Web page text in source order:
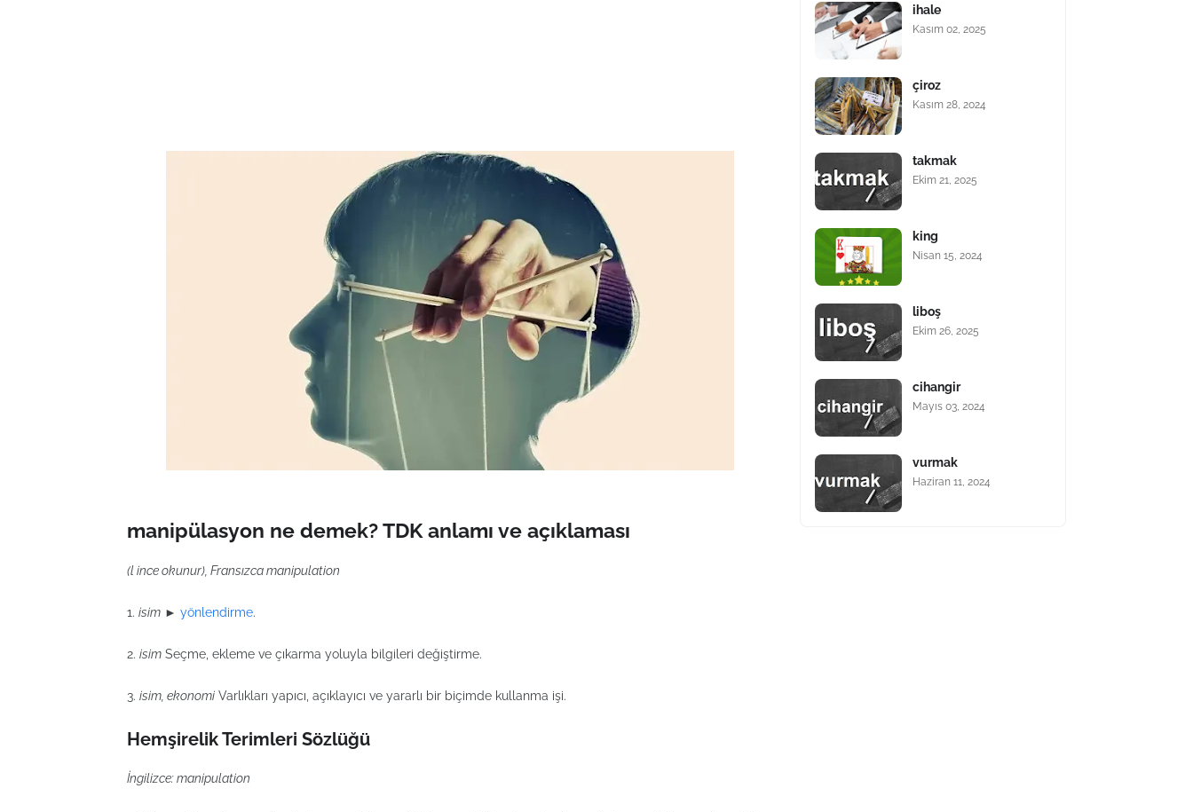
manipülasyon ne demek? TDK anlamı ve açıklaması
(l ince okunur), Fransızca manipulation
1. isim ► yönlendirme.
2. isim Seçme, ekleme ve çıkarma yoluyla bilgileri değiştirme.
3. isim, ekonomi Varlıkları yapıcı, açıklayıcı ve yararlı bir biçimde kullanma işi.
Hemşirelik Terimleri Sözlüğü
İngilizce: manipulation
ihale
Kasım 02, 2025
çiroz
Kasım 28, 2024
takmak
Ekim 21, 2025
king
Nisan 15, 2024
liboş
Ekim 26, 2025
cihangir
Mayıs 03, 2024
vurmak
Haziran 11, 2024